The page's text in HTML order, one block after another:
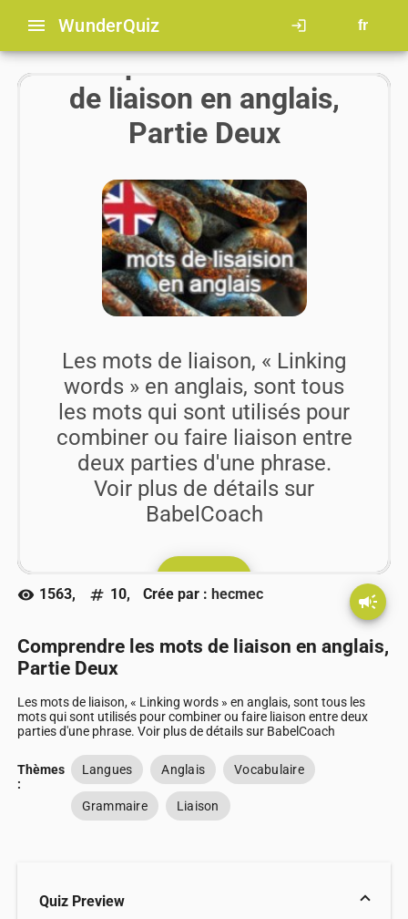
menu WunderQuiz login fr
Comprendre les mots
de liaison en anglais,
Partie Deux
Les mots de liaison, « Linking
words » en anglais, sont tous
les mots qui sont utilisés pour
combiner ou faire liaison entre
deux parties d'une phrase.
Voir plus de détails sur
BabelCoach
play_arrow
visibility 1563, numbers 10, Crée par : hecmec campaign
Comprendre les mots de liaison en anglais,
Partie Deux
Les mots de liaison, « Linking words » en anglais, sont tous les
mots qui sont utilisés pour combiner ou faire liaison entre deux
parties d'une phrase. Voir plus de détails sur BabelCoach
Thèmes
:
Langues Anglais Vocabulaire
Grammaire Liaison
Quiz Preview